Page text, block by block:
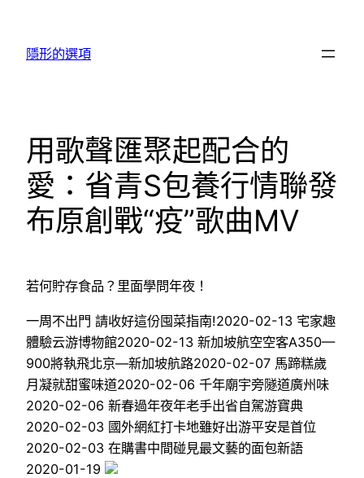
隱形的選項
用歌聲匯聚起配合的
愛：省青S包養行情聯發
布原創戰“疫”歌曲MV
若何貯存食品？里面學問年夜！
一周不出門 請收好這份囤菜指南!2020-02-13 宅家趣
體驗云游博物館2020-02-13 新加坡航空空客A350—
900將執飛北京—新加坡航路2020-02-07 馬蹄糕歲
月凝就甜蜜味道2020-02-06 千年廟宇旁隧道廣州味
2020-02-06 新春過年夜年老手出省自駕游寶典
2020-02-03 國外網紅打卡地雖好出游平安是首位
2020-02-03 在購書中間碰見最文藝的面包新語
2020-01-19